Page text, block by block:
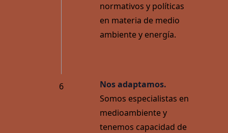
normativos y políticas
en materia de medio
ambiente y energía.
6
Nos adaptamos.
Somos especialistas en
medioambiente y
tenemos capacidad de